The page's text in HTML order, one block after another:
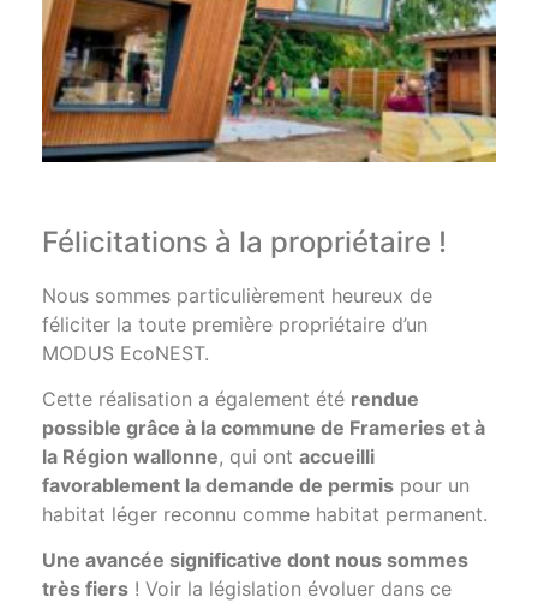
Félicitations à la propriétaire !
Nous sommes particulièrement heureux de
féliciter la toute première propriétaire d’un
MODUS EcoNEST.
Cette réalisation a également été rendue
possible grâce à la commune de Frameries et à
la Région wallonne, qui ont accueilli
favorablement la demande de permis pour un
habitat léger reconnu comme habitat permanent.
Une avancée significative dont nous sommes
très fiers ! Voir la législation évoluer dans ce